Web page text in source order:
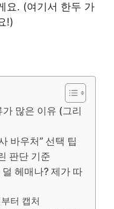
요. (여기서 한두 가
!)
많은 이유 (그리
바우처” 선택 팁
판단 기준
헤매나? 제가 따
터 캡처